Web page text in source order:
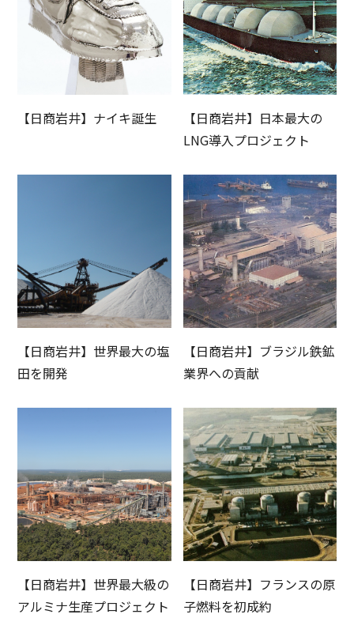
【日商岩井】ナイキ誕生
【日商岩井】日本最大の
LNG導入プロジェクト
【日商岩井】世界最大の塩
田を開発
【日商岩井】ブラジル鉄鉱
業界への貢献
【日商岩井】世界最大級の
アルミナ生産プロジェクト
【日商岩井】フランスの原
子燃料を初成約